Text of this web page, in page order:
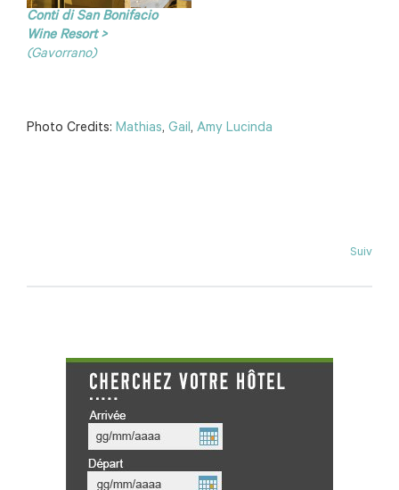
Conti di San Bonifacio
Wine Resort >
(Gavorrano)
Photo Credits: Mathias, Gail, Amy Lucinda
Suiv